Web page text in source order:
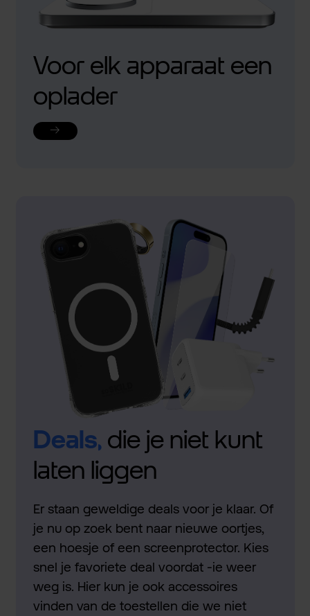
Voor elk apparaat een
oplader
Deals,die je niet kunt
laten liggen
Er staan geweldige deals voor je klaar. Of
je nu op zoek bent naar nieuwe oortjes,
een hoesje of een screenprotector. Kies
snel je favoriete deal voordat -ie weer
weg is. Hier kun je ook accessoires
vinden van de toestellen die we niet